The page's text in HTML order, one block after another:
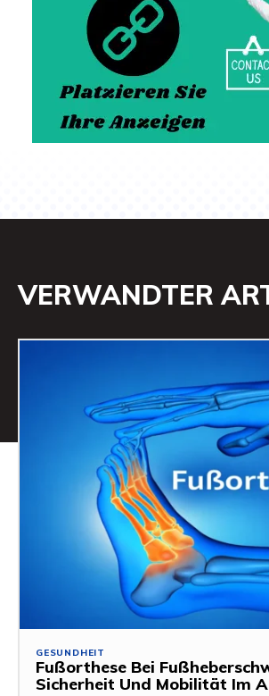
VERWANDTER
GESUNDHEIT
Fußorthese Bei
Sicherheit Und Mobilität Im